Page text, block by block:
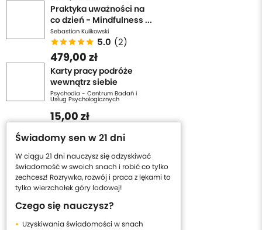
Praktyka uważności na
co dzień - Mindfulness ...
Sebastian Kulikowski
5.0 (2)
479,00 zł
Karty pracy podróże
wewnątrz siebie
Psychodia - Centrum Badań i
Usług Psychologicznych
15,00 zł
Świadomy sen w 21 dni
W ciągu 21 dni nauczysz się odzyskiwać
świadomość w swoich snach i robić co tylko
zechcesz! Rozrywka, rozwój i praca z lękami to
tylko wierzchołek góry lodowej!
Czego się nauczysz?
Uzyskiwania świadomości w snach